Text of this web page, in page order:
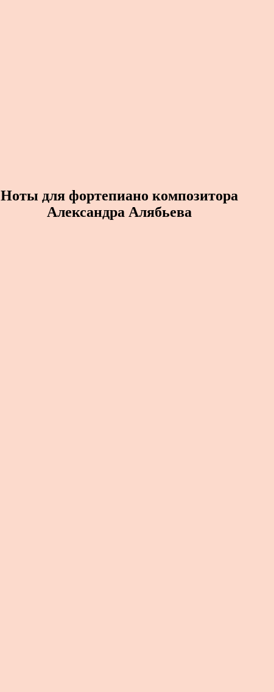
Ноты для фортепиано композитора
Александра Алябьева